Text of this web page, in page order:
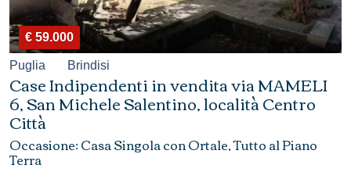
€ 59.000
Puglia Brindisi
Case Indipendenti in vendita via MAMELI
6, San Michele Salentino, località Centro
Città
Occasione: Casa Singola con Ortale, Tutto al Piano
Terra